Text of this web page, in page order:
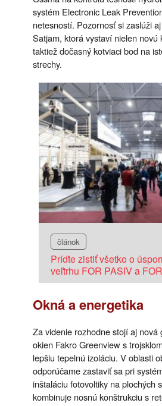
systém Electronic Leak
netesností. Pozornosť si zaslúži
Satjam, ktorá vystaví nielen novú
taktiež dočasný kotviaci bod na
strechy.
článok
Príďte zistiť všetko o
veľtrhu FOR PASIV a
Okná a energetika
Za videnie rozhodne stojí aj nová
okien Fakro Greenview s
lepšiu tepelnú izoláciu. V oblasti
odporúčame zastaviť sa pri
inštaláciu fotovoltiky na plochých
kombinuje nosnú konštrukciu s